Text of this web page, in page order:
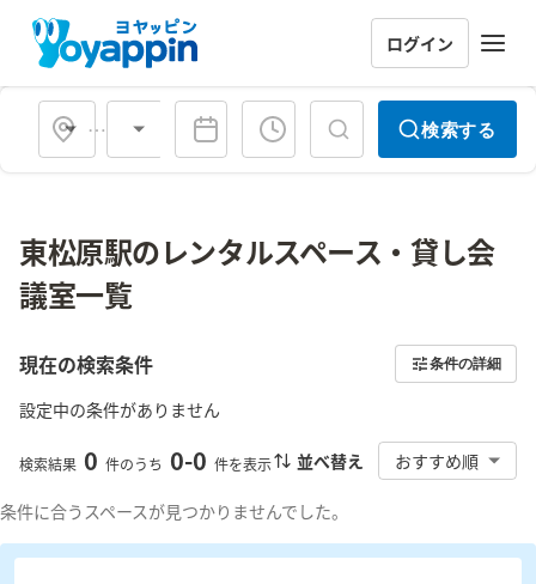
ログイン
会場タイプ 検索する
東松原駅のレンタルスペース・貸し会
議室一覧
現在の検索条件 条件の詳細
設定中の条件がありません
検索結果 0 件のうち 0-0 件を表示 並べ替え おすすめ順
条件に合うスペースが見つかりませんでした。